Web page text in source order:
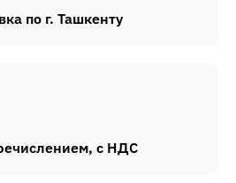
по г. Ташкенту
с НДС